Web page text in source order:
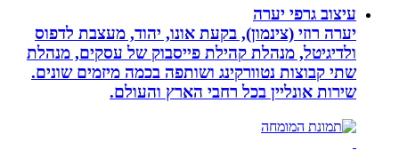
עיצוב גרפי יערה
יערה רוזי (צינמון), בקעת אונו, יהוד, מעצבת לדפוס
ולדיגיטל, מנהלת קהילת פייסבוק של עסקים, מנהלת
שתי קבוצות נטוורקינג ושותפה בכמה מיזמים שונים.
שירות אונליין בכל רחבי הארץ והעולם.